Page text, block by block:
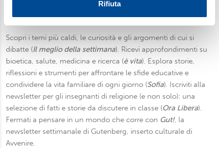
analizzare il nostro traffico. Condividiamo inoltre
informazioni sul modo in cui utilizza il nostro sito con i
nostri partner, che si occupano di analisi dei dati web,
pubblicità e social media, i quali potrebbero combinarle
con altre informazioni che ha fornito loro o che hanno
raccolto dal suo utilizzo dei loro servizi. Scegliendo
“Rifiuta” saranno installati solo i cookie tecnici necessari
per il buon funzionamento del sito, con “Personalizza”
potrà scegliere quali tipi di cookie saranno installati sul
suo dispositivo. Potrà modificare in ogni momento le sue
preferenze cliccando sull’interruttore in basso a sinistra
Rifiuta
Newsletter
Scopri i temi più caldi, le curiosità e gli argomenti di cui si
dibatte (Il meglio della settimana). Ricevi approfondimenti su
bioetica, salute, medicina e ricerca (è vita). Esplora storie,
riflessioni e strumenti per affrontare le sfide educative e
condividere la vita familiare di ogni giorno (Sofia). Iscriviti alla
newsletter per gli insegnanti di religione (e non solo): una
selezione di fatti e storie da discutere in classe (Ora Libera).
Fermati a pensare in un mondo che corre con Gut!, la
newsletter settimanale di Gutenberg, inserto culturale di
Avvenire.